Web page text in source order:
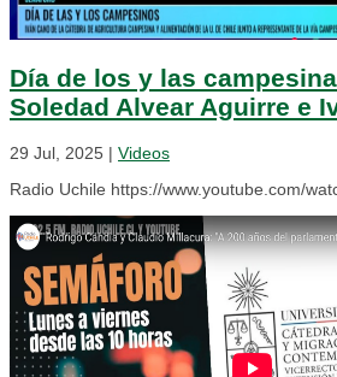
Día de los y las
Soledad Alvear Aguirre e
29 Jul, 2025 | Videos
Radio Uchile https://www.youtube.com/